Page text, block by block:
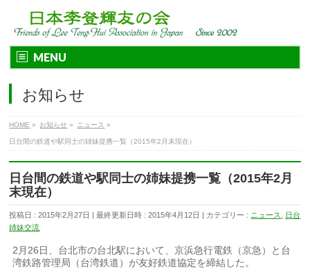
MENU
お知らせ
HOME » お知らせ » ニュース »
日台間の鉄道や駅同士の姉妹提携一覧（2015年2月末現在）
日台間の鉄道や駅同士の姉妹提携一覧（2015年2月
末現在）
投稿日 : 2015年2月27日 最終更新日時 : 2015年4月12日 カテゴリー : ニュース
日台
姉妹交流
2月26日、台北市の台北駅において、京浜急行電鉄（京急）と台
湾鉄路管理局（台湾鉄道）が友好鉄道協定を締結した。